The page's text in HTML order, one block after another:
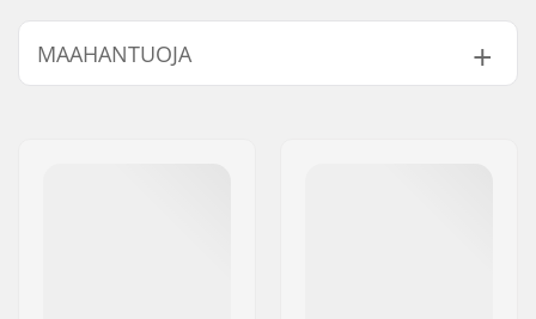
MAAHANTUOJA